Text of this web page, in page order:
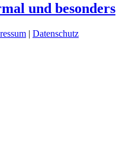
und besonders
| Datenschutz